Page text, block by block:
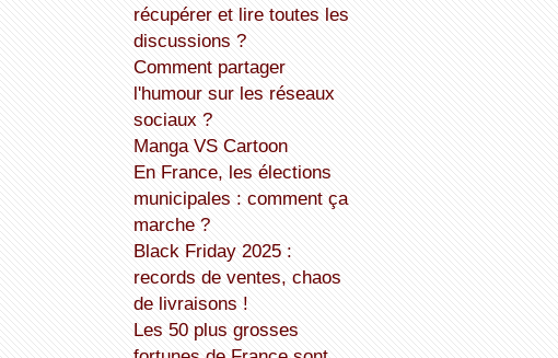
récupérer et lire toutes les
discussions ?
Comment partager
l'humour sur les réseaux
sociaux ?
Manga VS Cartoon
En France, les élections
municipales : comment ça
marche ?
Black Friday 2025 :
records de ventes, chaos
de livraisons !
Les 50 plus grosses